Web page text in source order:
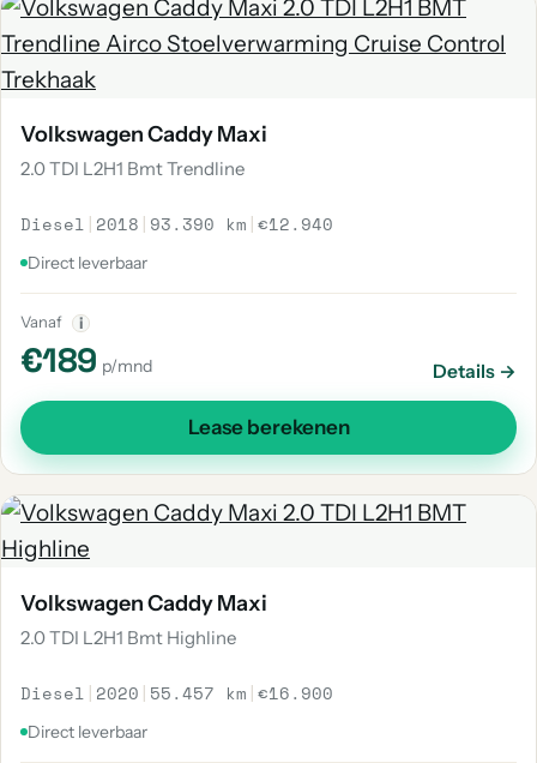
Volkswagen Caddy Maxi
2.0 TDI L2H1 Bmt Trendline
Diesel | 2018 | 93.390 km |€12.940
Direct leverbaar
Vanaf i
€189 p/mnd Details →
Lease berekenen
Volkswagen Caddy Maxi
2.0 TDI L2H1 Bmt Highline
Diesel | 2020 | 55.457 km |€16.900
Direct leverbaar